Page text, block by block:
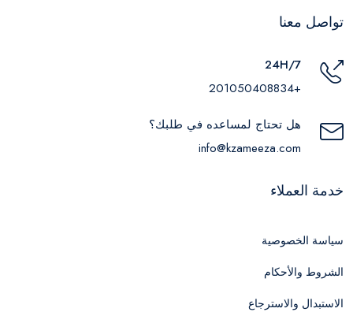
تواصل معنا
24H/7
+201050408834
هل تحتاج لمساعده في طلبك؟
info@kzameeza.com
خدمة العملاء
سياسة الخصوصية
الشروط والأحكام
الاستبدال والاسترجاع